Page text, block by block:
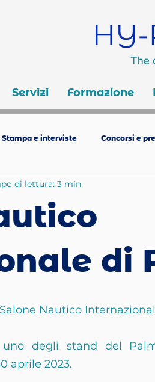
Servizi Formazione
Stampa e interviste Concorsi e
di
di lettura: 3 min
Nautico
degli stand del
aprile 2023.